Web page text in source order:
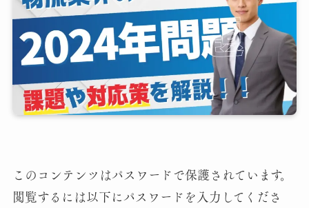
このコンテンツはパスワードで保護されています。
閲覧するには以下にパスワードを入力してくださ